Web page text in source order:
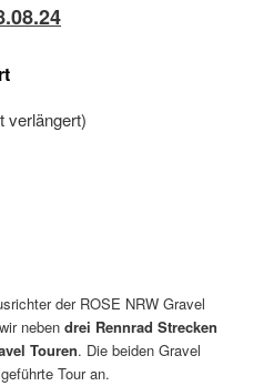
verlängert)
der ROSE NRW Gravel
nebendrei Rennrad Strecken
Touren. Die beiden Gravel
Tour an.